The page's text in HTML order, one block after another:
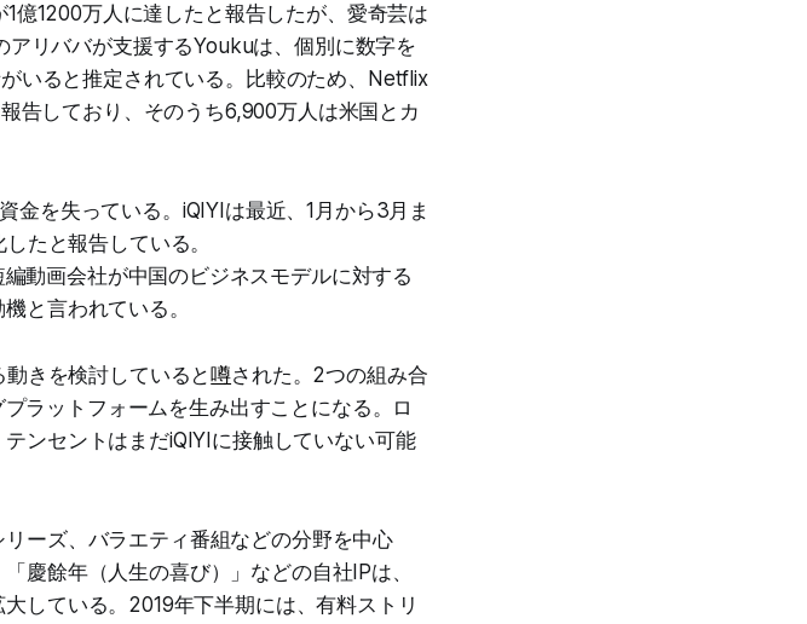
億1200万人に達したと報告したが、愛奇芸は
リババが支援するYoukuは、個別に数字を
いると推定されている。比較のため、Netflix
告しており、そのうち6,900万人は米国とカ
金を失っている。iQIYIは最近、1月から3月ま
たと報告している。
動画会社が中国のビジネスモデルに対する
と言われている。
きを検討していると噂された。2つの組み合
ラットフォームを生み出すことになる。ロ
ンセントはまだiQIYIに接触していない可能
ーズ、バラエティ番組などの分野を中心
慶餘年（人生の喜び）」などの自社IPは、
している。2019年下半期には、有料ストリ